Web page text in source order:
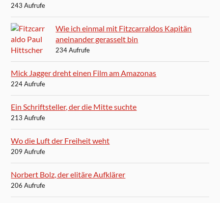
243 Aufrufe
Wie ich einmal mit Fitzcarraldos Kapitän
aneinander gerasselt bin
234 Aufrufe
Mick Jagger dreht einen Film am Amazonas
224 Aufrufe
Ein Schriftsteller, der die Mitte suchte
213 Aufrufe
Wo die Luft der Freiheit weht
209 Aufrufe
Norbert Bolz, der elitäre Aufklärer
206 Aufrufe